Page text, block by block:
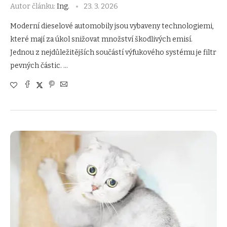
Autor článku: Ing. 23. 3. 2026
Moderní dieselové automobily jsou vybaveny technologiemi,
které mají za úkol snižovat množství škodlivých emisí.
Jednou z nejdůležitějších součástí výfukového systému je filtr
pevných částic. …